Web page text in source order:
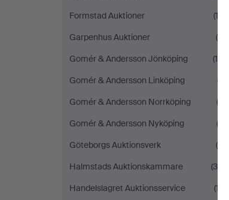
Formstad Auktioner
(13)
Garpenhus Auktioner
(4)
Gomér & Andersson Jönköping
(14)
Gomér & Andersson Linköping
(7)
Gomér & Andersson Norrköping
(2)
Gomér & Andersson Nyköping
(3)
Göteborgs Auktionsverk
(9)
Halmstads Auktionskammare
(30)
Handelslagret Auktionsservice
(17)